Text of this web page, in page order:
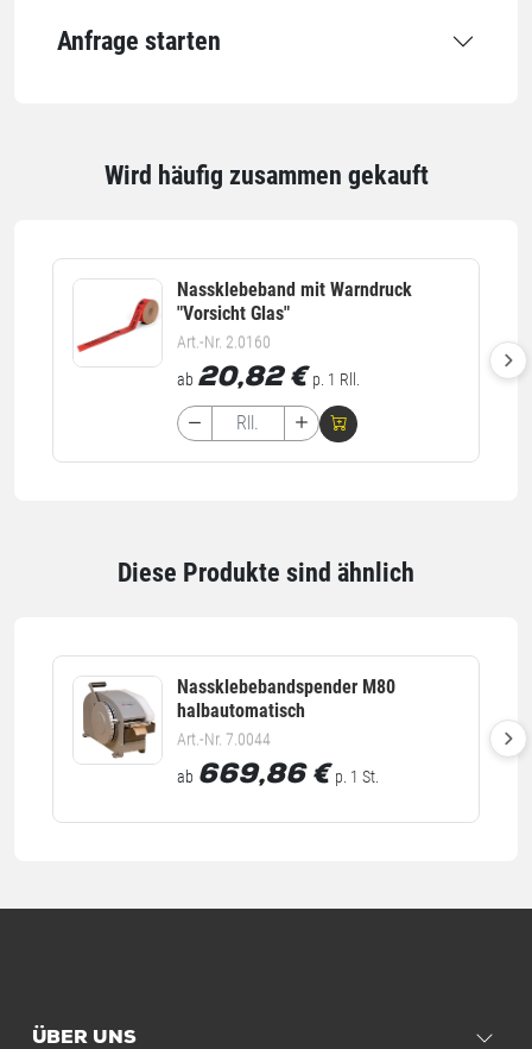
Einheiten
Anfrage starten
Wird häufig zusammen gekauft
Nassklebeband mit Warndruck
"Vorsicht Glas"
Art.-Nr. 2.0160
ab 20,82 € p. 1 Rll.
Diese Produkte sind ähnlich
Nassklebebandspender M80
halbautomatisch
Art.-Nr. 7.0044
ab 669,86 € p. 1 St.
ÜBER UNS